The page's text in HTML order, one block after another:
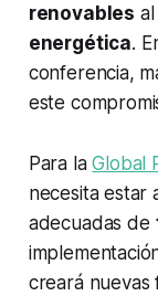
renovables
energética.
conferencia,
este
Para laGlobal
necesita estar
adecuadas de
creará nuevas